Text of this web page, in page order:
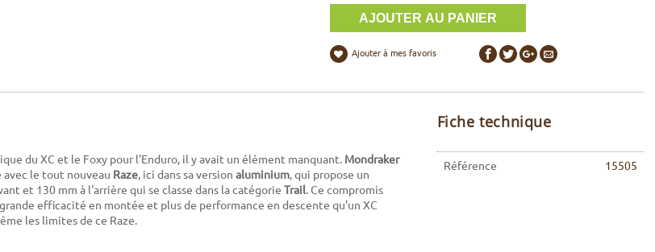
Ajouter à mes favoris
du XC et le Foxy pour l'Enduro, il y avait un élément manquant. Mondraker
le tout nouveau Raze, ici dans sa version aluminium, qui propose un
et 130 mm à l'arrière qui se classe dans la catégorie Trail. Ce compromis
efficacité en montée et plus de performance en descente qu'un XC
les limites de ce Raze.
Fiche technique
Référence 15505